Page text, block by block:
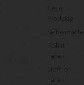
Neue
Produkte
Selbermachen
T-Shirt
Stofftier